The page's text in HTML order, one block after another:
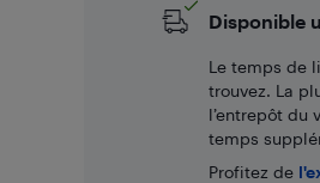
Disponible
Le temps de
trouvez. La
l’entrepôt du
temps
Profitez de